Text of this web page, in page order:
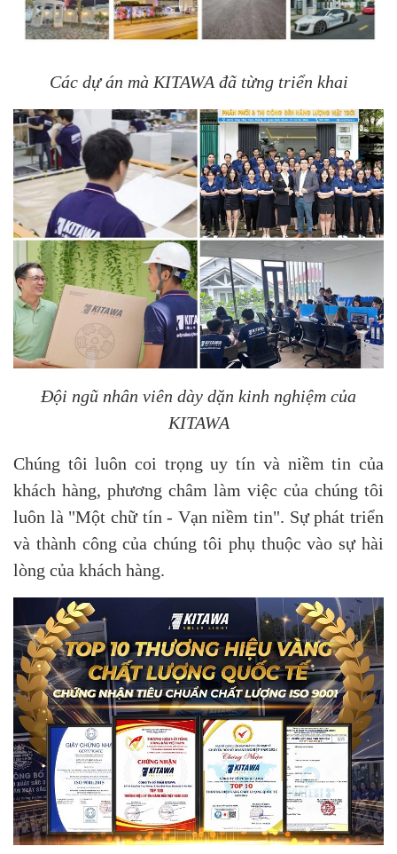
Các dự án mà KITAWA đã từng triển khai
Đội ngũ nhân viên dày dặn kinh nghiệm của
KITAWA
Chúng tôi luôn coi trọng uy tín và niềm tin của
khách hàng, phương châm làm việc của chúng tôi
luôn là "Một chữ tín - Vạn niềm tin". Sự phát triển
và thành công của chúng tôi phụ thuộc vào sự hài
lòng của khách hàng.